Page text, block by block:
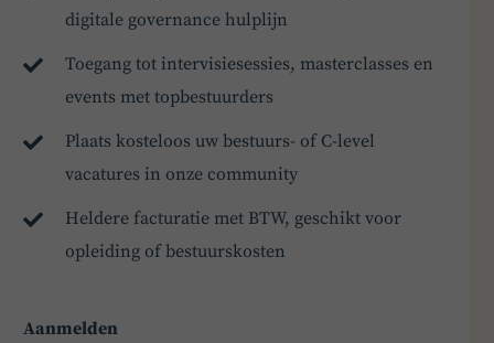
digitale governance hulplijn
Toegang tot intervisiesessies, masterclasses en
events met topbestuurders
Plaats kosteloos uw bestuurs- of C-level
vacatures in onze community
Heldere facturatie met BTW, geschikt voor
opleiding of bestuurskosten
Aanmelden